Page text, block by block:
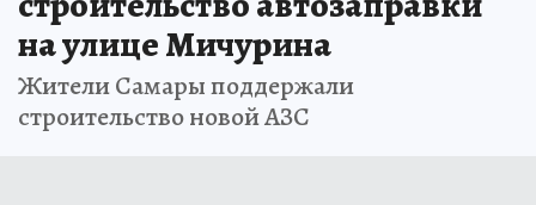
на улице Мичурина
Жители Самары поддержали
строительство новой АЗС